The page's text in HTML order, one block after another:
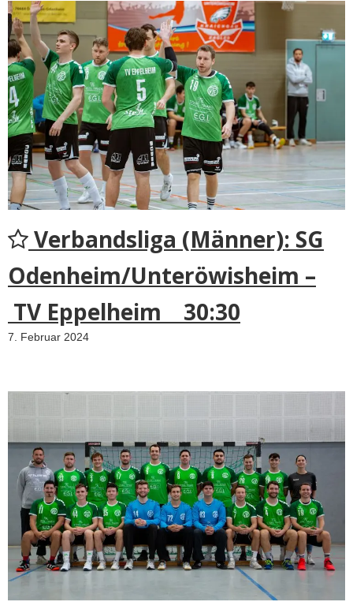
Verbandsliga (Männer): SG
Odenheim/Unteröwisheim –
TV Eppelheim 30:30
7. Februar 2024